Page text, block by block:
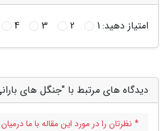
امتیاز دهید:1
2
3
4
دیدگاه های مرتبط با "جنگل های
* نظرتان را در مورد این مقاله با ما